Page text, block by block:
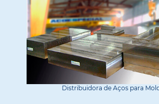
Distribuidora de Aços para